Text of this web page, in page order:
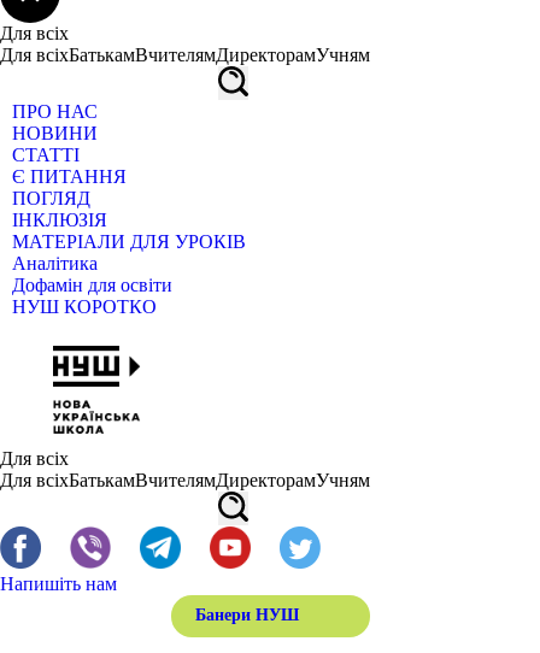
Для всіх
Для всіхБатькамВчителямДиректорамУчням
ПРО НАС
НОВИНИ
СТАТТІ
Є ПИТАННЯ
ПОГЛЯД
ІНКЛЮЗІЯ
МАТЕРІАЛИ ДЛЯ УРОКІВ
Аналітика
Дофамін для освіти
НУШ КОРОТКО
Для всіх
Для всіхБатькамВчителямДиректорамУчням
Напишіть нам
Банери НУШ